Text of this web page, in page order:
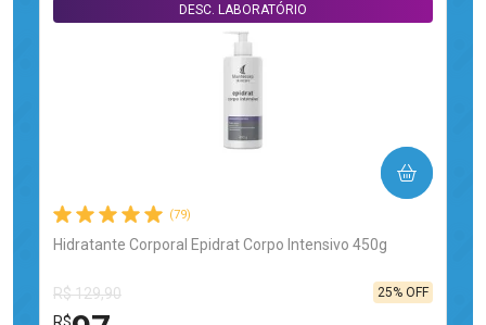
(79)
Hidratante Corporal Epidrat Corpo Intensivo 450g
DESC. LABORATÓRIO
R$ 129,90
25% OFF
COMPRAR